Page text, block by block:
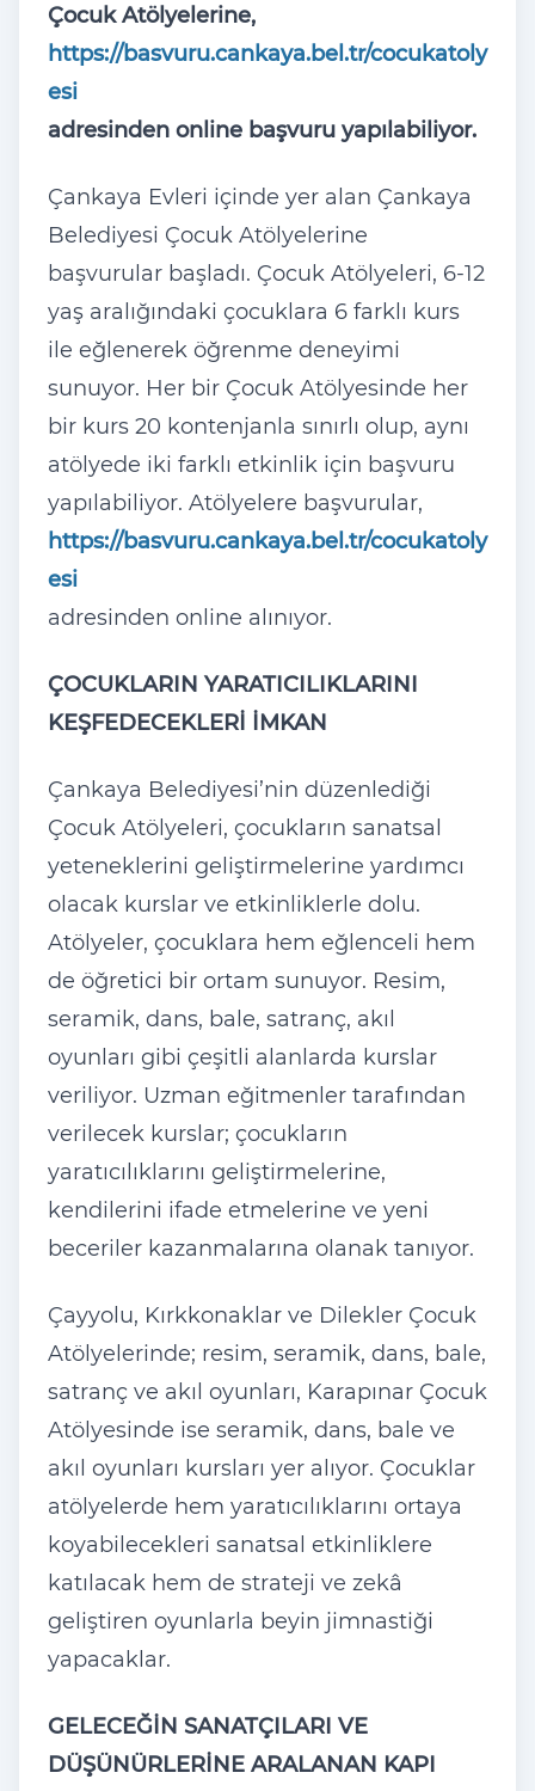
Çocuk Atölyelerine,
https://basvuru.cankaya.bel.tr/cocukatoly
esi
adresinden online başvuru yapılabiliyor.
Çankaya Evleri içinde yer alan Çankaya
Belediyesi Çocuk Atölyelerine
başvurular başladı. Çocuk Atölyeleri, 6-12
yaş aralığındaki çocuklara 6 farklı kurs
ile eğlenerek öğrenme deneyimi
sunuyor. Her bir Çocuk Atölyesinde her
bir kurs 20 kontenjanla sınırlı olup, aynı
atölyede iki farklı etkinlik için başvuru
yapılabiliyor. Atölyelere başvurular,
https://basvuru.cankaya.bel.tr/cocukatoly
esi
adresinden online alınıyor.
ÇOCUKLARIN YARATICILIKLARINI
KEŞFEDECEKLERİ İMKAN
Çankaya Belediyesi’nin düzenlediği
Çocuk Atölyeleri, çocukların sanatsal
yeteneklerini geliştirmelerine yardımcı
olacak kurslar ve etkinliklerle dolu.
Atölyeler, çocuklara hem eğlenceli hem
de öğretici bir ortam sunuyor. Resim,
seramik, dans, bale, satranç, akıl
oyunları gibi çeşitli alanlarda kurslar
veriliyor. Uzman eğitmenler tarafından
verilecek kurslar; çocukların
yaratıcılıklarını geliştirmelerine,
kendilerini ifade etmelerine ve yeni
beceriler kazanmalarına olanak tanıyor.
Çayyolu, Kırkkonaklar ve Dilekler Çocuk
Atölyelerinde; resim, seramik, dans, bale,
satranç ve akıl oyunları, Karapınar Çocuk
Atölyesinde ise seramik, dans, bale ve
akıl oyunları kursları yer alıyor. Çocuklar
atölyelerde hem yaratıcılıklarını ortaya
koyabilecekleri sanatsal etkinliklere
katılacak hem de strateji ve zekâ
geliştiren oyunlarla beyin jimnastiği
yapacaklar.
GELECEĞİN SANATÇILARI VE
DÜŞÜNÜRLERİNE ARALANAN KAPI